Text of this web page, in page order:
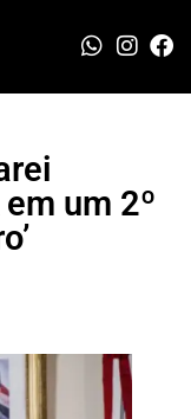
um 2º